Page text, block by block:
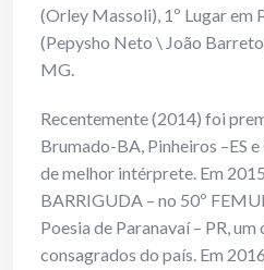
(Orley Massoli), 1º Lugar em
(Pepysho Neto \ João
MG.
Recentemente (2014) foi
Brumado-BA, Pinheiros –ES
de melhor intérprete. Em
BARRIGUDA – no 50º
Poesia de Paranavaí – PR,
consagrados do país. Em